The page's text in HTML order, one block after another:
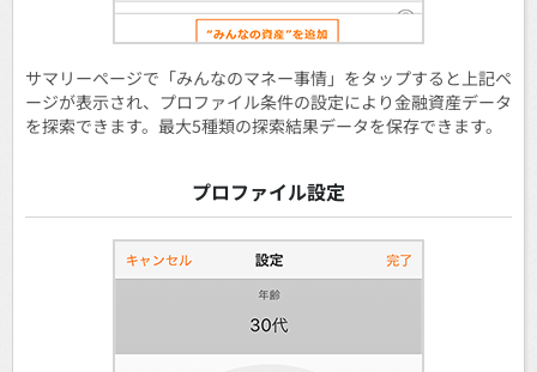
サマリーページで「みんなのマネー事情」をタップすると上記ペ
ージが表示され、プロファイル条件の設定により金融資産データ
を探索できます。最大5種類の探索結果データを保存できます。
プロファイル設定